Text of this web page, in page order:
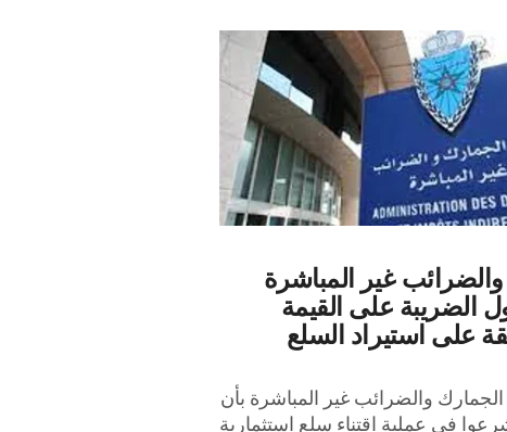
غير المباشرة
الضريبة على القيمة
على استيراد السلع
الجمارك والضرائب غير المباشرة بأن
في عملية اقتناء سلع استثمارية